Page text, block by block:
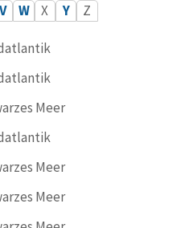
V W X Y Z
Meer
Meer
Meer